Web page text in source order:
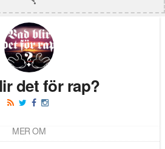
det för rap?
MER OM